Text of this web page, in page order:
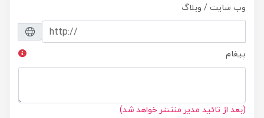
وب سایت / وبلاگ
پیغام
(بعد از تائید مدیر منتشر خواهد شد)